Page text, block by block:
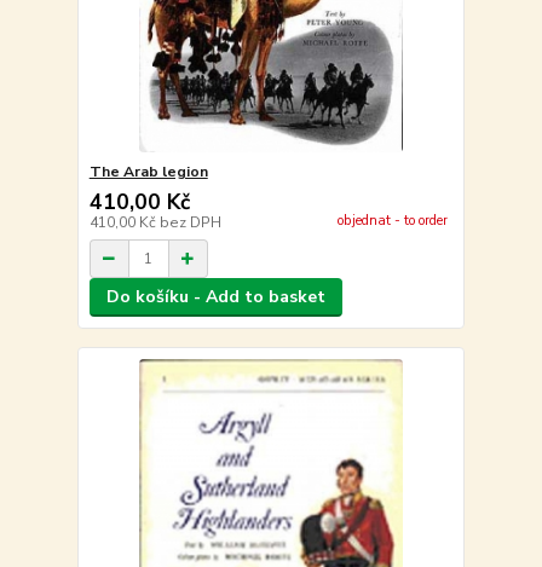
The Arab legion
410,00 Kč
410,00 Kč bez DPH objednat - to order
Do košíku - Add to basket